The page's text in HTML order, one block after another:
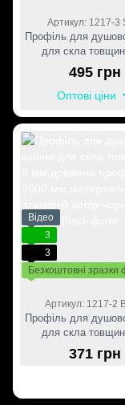
Артикул: 1217-3
Профіль для
для скла
мм,довжина
мм,материал-
алюміній
495 грн
Оптові ціни
Відео
3
3
Артикул: 1217-2
Профіль для
для скла
мм,довжина
мм,материал-371 грн